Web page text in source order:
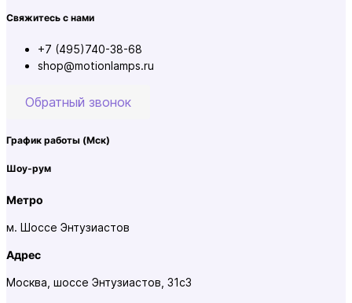
Свяжитесь с нами
+7 (495)740-38-68
shop@motionlamps.ru
Обратный звонок
График работы (Мск)
Шоу-рум
Метро
м. Шоссе Энтузиастов
Адрес
Москва, шоссе Энтузиастов, 31с3